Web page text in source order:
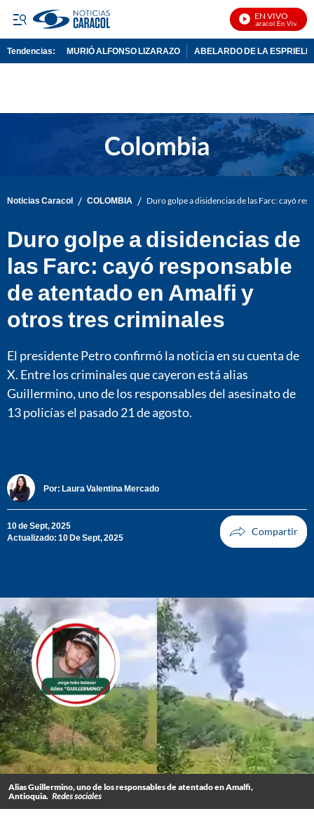
EN VIVO
Noticias Caracol En Vivo
Tendencias: MURIÓ ALFONSO LIZARAZO ABELARDO DE LA
Noticias Caracol / COLOMBIA / Duro golpe a disidencias de las Farc: cayó
Duro golpe a disidencias de
las Farc: cayó responsable
de atentado en Amalfi y
otros tres criminales
El presidente Petro confirmó la noticia en su cuenta de
X. Entre los criminales que cayeron está alias
Guillermino, uno de los responsables del asesinato de
13 policías el pasado 21 de agosto.
Por: Laura Valentina Mercado
10 de Sept, 2025
Actualizado: 10 De Sept, 2025
Alias Guillermino, uno de los responsables de atentado en Amalfi,
Antioquia. Redes sociales